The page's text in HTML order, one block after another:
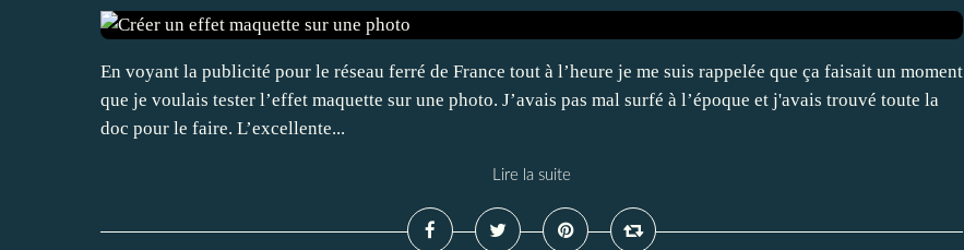
En voyant la publicité pour le réseau ferré de France tout à l’heure je me suis rappelée que ça faisait un moment
que je voulais tester l’effet maquette sur une photo. J’avais pas mal surfé à l’époque et j'avais trouvé toute la
doc pour le faire. L’excellente...
Lire la suite